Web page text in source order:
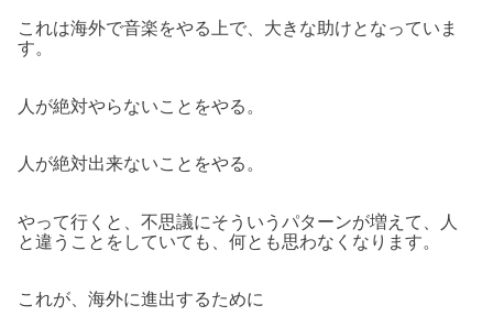
これは海外で音楽をやる上で、大きな助けとなっていま
す。
人が絶対やらないことをやる。
人が絶対出来ないことをやる。
やって行くと、不思議にそういうパターンが増えて、人
と違うことをしていても、何とも思わなくなります。
これが、海外に進出するために